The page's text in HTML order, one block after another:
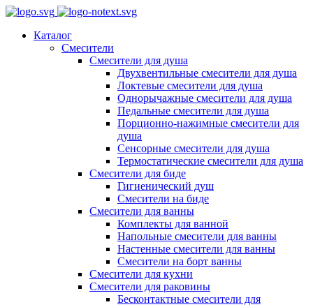
Каталог
Смесители
Смесители для душа
Двухвентильные смесители для душа
Локтевые смесители для душа
Однорычажные смесители для душа
Педальные смесители для душа
Порционно-нажимные смесители для
душа
Сенсорные смесители для душа
Термостатические смесители для душа
Смесители для биде
Гигиенический душ
Смесители на биде
Смесители для ванны
Комплекты для ванной
Напольные смесители для ванны
Настенные смесители для ванны
Смесители на борт ванны
Смесители для кухни
Смесители для раковины
Бесконтактные смесители для